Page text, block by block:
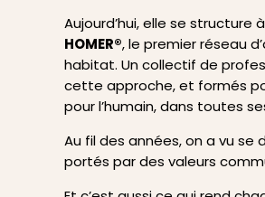
Aujourd’hui, elle se structure
HOMER®, le premier réseau
habitat. Un collectif de
cette approche, et formés
pour l’humain, dans toutes
Au fil des années, on a vu se
portés par des valeurs